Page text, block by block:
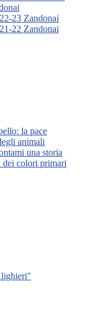
23 Zandonai
22 Zandonai
la pace
animali
una storia
dei colori primari